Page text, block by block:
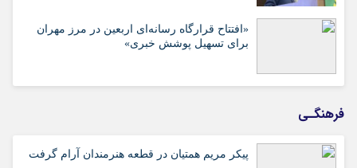
«افتتاح قرارگاه رسانه‌ای اربعین در مرز مهران
برای تسهیل پوشش خبری»
فرهنگـی
پیکر مریم همتیان در قطعه هنرمندان آرام گرفت